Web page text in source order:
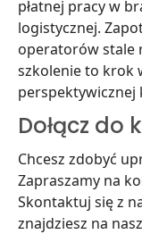
płatnej pracy w
logistycznej.
operatorów stale
szkolenie to krok
perspektywicznej
Dołącz do
Chcesz zdobyć
Zapraszamy na
Skontaktuj się z
znajdziesz na